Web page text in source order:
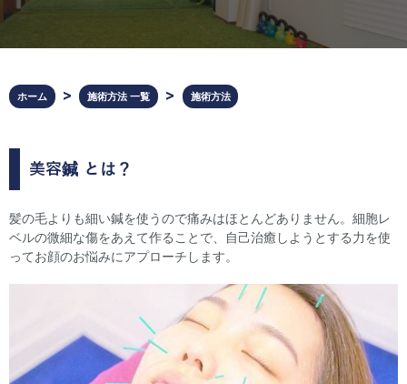
ホーム 施術方法 一覧 施術方法
美容鍼 とは？
髪の毛よりも細い鍼を使うので痛みはほとんどありません。細胞レ
ベルの微細な傷をあえて作ることで、自己治癒しようとする力を使
ってお顔のお悩みにアプローチします。